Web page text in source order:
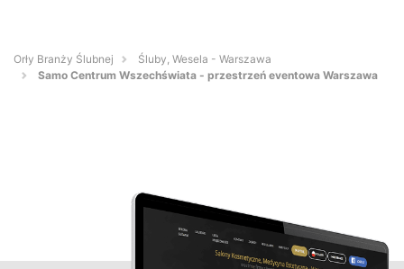
Orły Branży Ślubnej
Śluby, Wesela - Warszawa
Samo Centrum Wszechświata - przestrzeń eventowa Warszawa